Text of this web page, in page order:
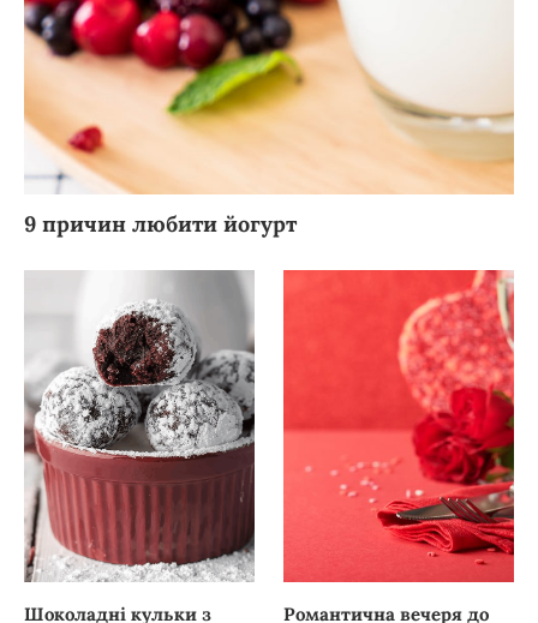
9 причин любити йогурт
Шоколадні кульки з
Романтична вечеря до